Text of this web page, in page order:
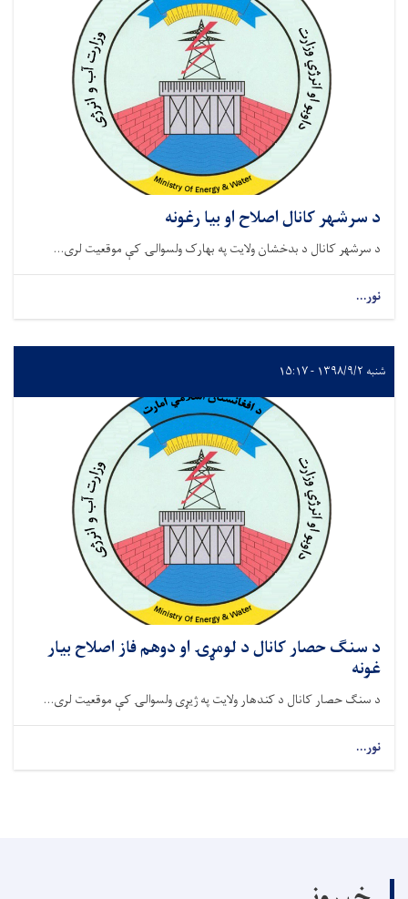
د سرشهر کانال اصلاح او بیا رغونه
د سرشهر کانال د بدخشان ولایت په بهارک ولسوالۍ کې موقعیت لری...
نور...
شنبه ۱۳۹۸/۹/۲ - ۱۵:۱۷
د سنګ حصار کانال د لومړۍ او دوهم فاز اصلاح بیار
غونه
د سنګ حصار کانال د کندهار ولایت په ژیړی ولسوالۍ کې موقعیت لری...
نور...